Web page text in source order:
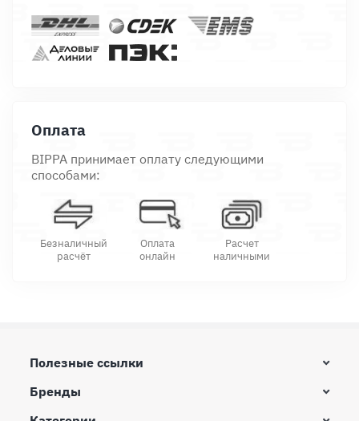
Оплата
BIPPA принимает оплату следующими
способами:
Безналичный
расчёт
Оплата
онлайн
Расчет
наличными
Полезные ссылки
Бренды